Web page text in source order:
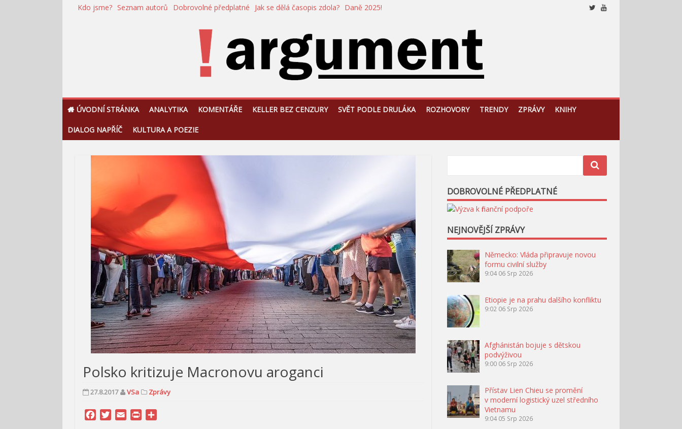
PřeskočitKdo jsme? Seznam autorů Dobrovolné předplatné Jak se dělá časopis zdola? Daně 2025!
!Argument
ÚVODNÍ STRÁNKA ANALYTIKA KOMENTÁŘE KELLER BEZ CENZURY SVĚT PODLE DRULÁKA ROZHOVORY TRENDY ZPRÁVY KNIHY
DIALOG NAPŘÍČ KULTURA A POEZIE
Polsko kritizuje Macronovu aroganci
27.8.2017 VSa Zprávy
Facebook
Twitter
Email Print
DOBROVOLNÉ PŘEDPLATNÉ
NEJNOVĚJŠÍ ZPRÁVY
Německo: Vláda připravuje novou
formu civilní služby
9:04 06 Srp 2026
Etiopie je na prahu dalšího konfliktu
9:02 06 Srp 2026
Afghánistán bojuje s dětskou
podvýživou
9:00 06 Srp 2026
Přístav Lien Chieu se promění
v moderní logistický uzel středního
Vietnamu
9:04 05 Srp 2026